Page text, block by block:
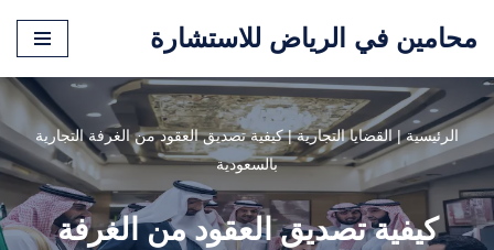
المحتوى
محامين في الرياض للاستشارة
الرئيسية|القضايا التجارية|كيفية تصديق العقود من الغرفة التجارية
بالسعودية
كيفية تصديق العقود من الغرفة